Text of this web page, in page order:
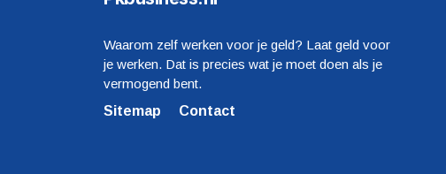
Waarom zelf werken voor je geld? Laat geld voor
je werken. Dat is precies wat je moet doen als je
vermogend bent.
Sitemap
Contact